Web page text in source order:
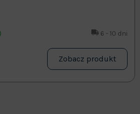
6 - 10 dni
Zobacz produkt